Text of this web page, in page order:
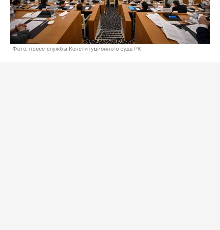
Фото: пресс-службы Конституционного суда РК